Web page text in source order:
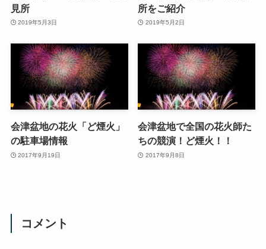
見所
2019年5月3日
所をご紹介
2019年5月2日
会津盆地の花火「ど煙火」
の駐車場情報
2017年9月19日
会津盆地で全国の花火師た
ちの競演！ど煙火！！
2017年9月8日
コメント